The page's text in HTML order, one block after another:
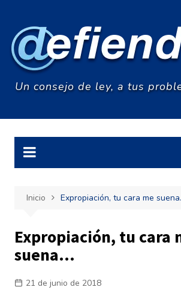
contenido
Un consejo de ley, a tus
Inicio Expropiación, tu cara me
Expropiación, tu cara
suena…
21 de junio de 2018